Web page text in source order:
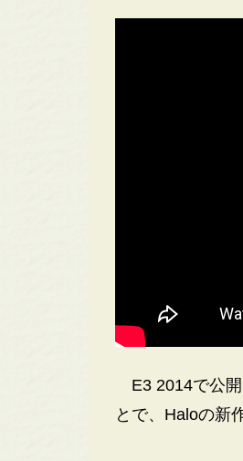
E3 2014で公開
とで、Haloの新